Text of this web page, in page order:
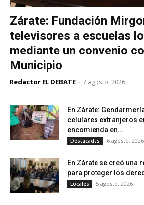
Zárate: Fundación
televisores a escuelas
mediante un convenio
Municipio
Redactor EL DEBATE - 7 agosto, 2026
En Zárate:
celulares extranjeros
encomienda en...
Destacadas 6 agosto, 2026
En Zárate se creó una
para proteger los
Locales 5 agosto, 2026